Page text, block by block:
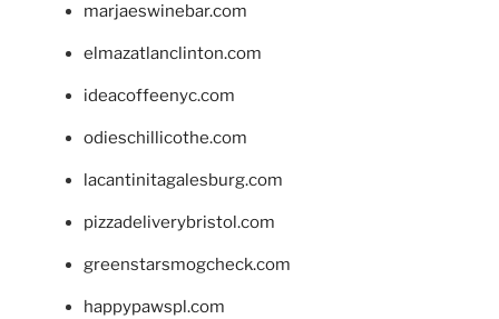
marjaeswinebar.com
elmazatlanclinton.com
ideacoffeenyc.com
odieschillicothe.com
lacantinitagalesburg.com
pizzadeliverybristol.com
greenstarsmogcheck.com
happypawspl.com